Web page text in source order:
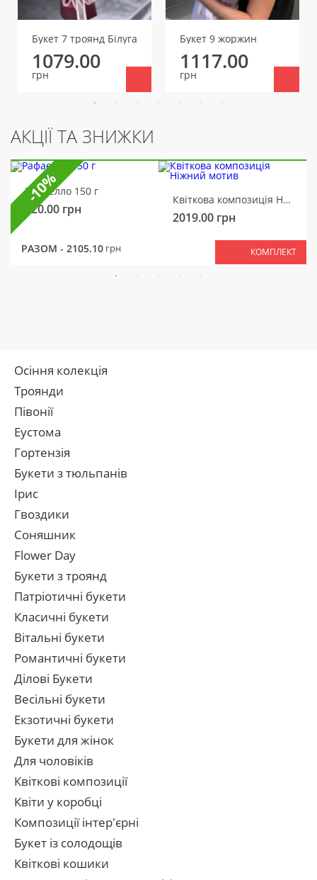
Букет 7 троянд Білуга
1079.00
грн
Букет 9 жоржин
1117.00
грн
АКЦІЇ ТА ЗНИЖКИ
Рафаелло 150 г
320.00 грн
Квіткова композиція Ніжний мотив
2019.00 грн
РАЗОМ - 2105.10 грн КОМПЛЕКТ
-10%
Осіння колекція
Троянди
Півонії
Еустома
Гортензія
Букети з тюльпанів
Ірис
Гвоздики
Соняшник
Flower Day
Букети з троянд
Патріотичні букети
Класичні букети
Вітальні букети
Романтичні букети
Ділові Букети
Весільні букети
Екзотичні букети
Букети для жінок
Для чоловіків
Квіткові композиції
Квіти у коробці
Композиції інтер'єрні
Букет із солодощів
Квіткові кошики